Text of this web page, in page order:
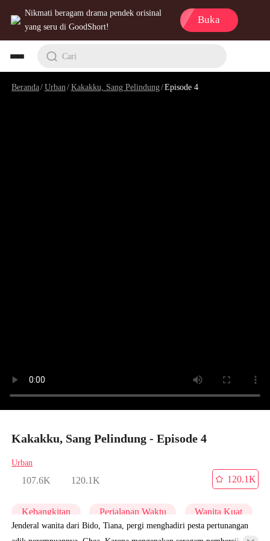
Nikmati beragam drama pendek orisinal
yang seru di GoodShort!
Buka
Cari
Beranda/Urban /Kakakku, Sang Pelindung/Episode 4
Kakakku, Sang Pelindung - Episode 4
Urban
107.6K 120.1K
120.1K
Kebangkitan Perjalanan Waktu Wanita Kuat
Jenderal wanita dari Bido, Tiana, pergi menghadiri pesta pertunangan